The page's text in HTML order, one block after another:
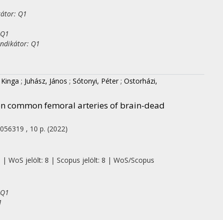
Q1
Q1
; Juhász, János ; Sótonyi, Péter ; Ostorházi,
common femoral arteries of brain-dead
, 10 p. (2022)
jelölt: 8 | Scopus jelölt: 8 | WoS/Scopus